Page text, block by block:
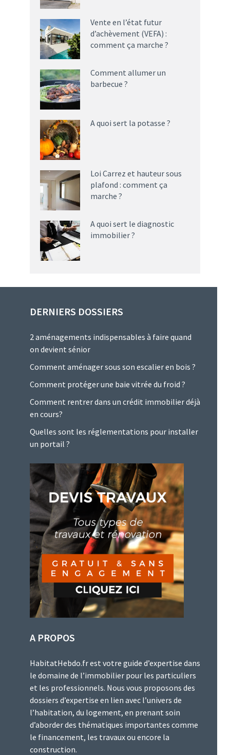
Vente en l’état futur
d’achèvement (VEFA) :
comment ça marche ?
Comment allumer un
barbecue ?
A quoi sert la potasse ?
Loi Carrez et hauteur sous
plafond : comment ça
marche ?
A quoi sert le diagnostic
immobilier ?
DERNIERS DOSSIERS
2 aménagements indispensables à faire quand
on devient sénior
Comment aménager sous son escalier en bois ?
Comment protéger une baie vitrée du froid ?
Comment rentrer dans un crédit immobilier déjà
en cours?
Quelles sont les réglementations pour installer
un portail ?
A PROPOS
HabitatHebdo.fr est votre guide d’expertise dans
le domaine de l’immobilier pour les particuliers
et les professionnels. Nous vous proposons des
dossiers d’expertise en lien avec l’univers de
l’habitation, du logement, en prenant soin
d’aborder des thématiques importantes comme
le financement, les travaux ou encore la
construction.